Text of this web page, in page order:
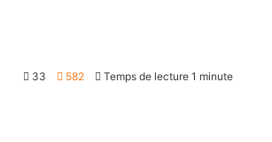
33 582 Temps de lecture 1 minute